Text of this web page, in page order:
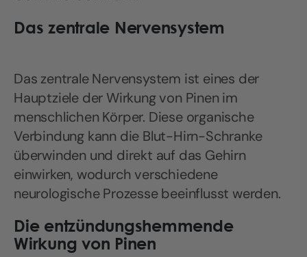
Das zentrale Nervensystem
Das zentrale Nervensystem ist eines der
Hauptziele der Wirkung von Pinen im
menschlichen Körper. Diese organische
Verbindung kann die Blut-Hirn-Schranke
überwinden und direkt auf das Gehirn
einwirken, wodurch verschiedene
neurologische Prozesse beeinflusst werden.
Die entzündungshemmende
Wirkung von Pinen